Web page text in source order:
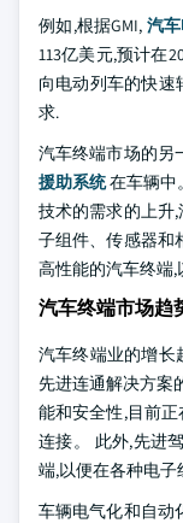
例如,根据GMI, 汽
113亿美元,预计在
向电动列车的快速
求.
汽车终端市场的另
援助系统在车辆中
技术的需求的上升
子组件、传感器和
高性能的汽车终端,
汽车终端市场趋
汽车终端业的增长
先进连通解决方案
能和安全性,目前
连接。 此外,先进
端,以便在各种电子
车辆电气化和自动